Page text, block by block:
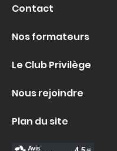
Contact
Nos formateurs
Le Club Privilège
Nous rejoindre
Plan du site